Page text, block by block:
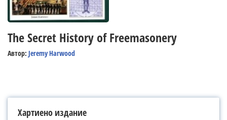
The Secret History of Freemasonery
Автор: Jeremy Harwood
Хартиено издание